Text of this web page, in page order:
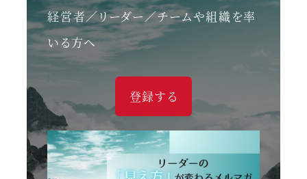
経営者／リーダー／チームや組織を率
いる方へ
登録する